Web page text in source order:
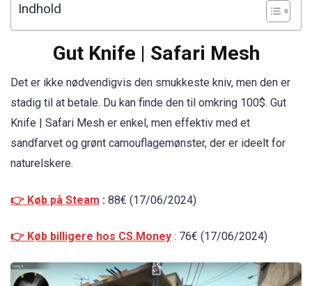
Indhold
Gut Knife | Safari Mesh
Det er ikke nødvendigvis den smukkeste kniv, men den er
stadig til at betale. Du kan finde den til omkring 100$. Gut
Knife | Safari Mesh er enkel, men effektiv med et
sandfarvet og grønt camouflagemønster, der er ideelt for
naturelskere.
👉 Køb på Steam : 88€ (17/06/2024)
👉 Køb billigere hos CS.Money : 76€ (17/06/2024)